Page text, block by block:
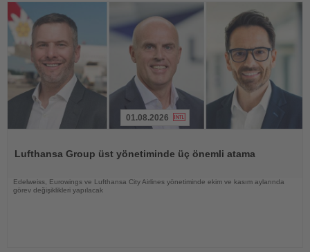
01.08.2026
Lufthansa Group üst yönetiminde üç önemli atama
Edelweiss, Eurowings ve Lufthansa City Airlines yönetiminde ekim ve kasım aylarında
görev değişiklikleri yapılacak